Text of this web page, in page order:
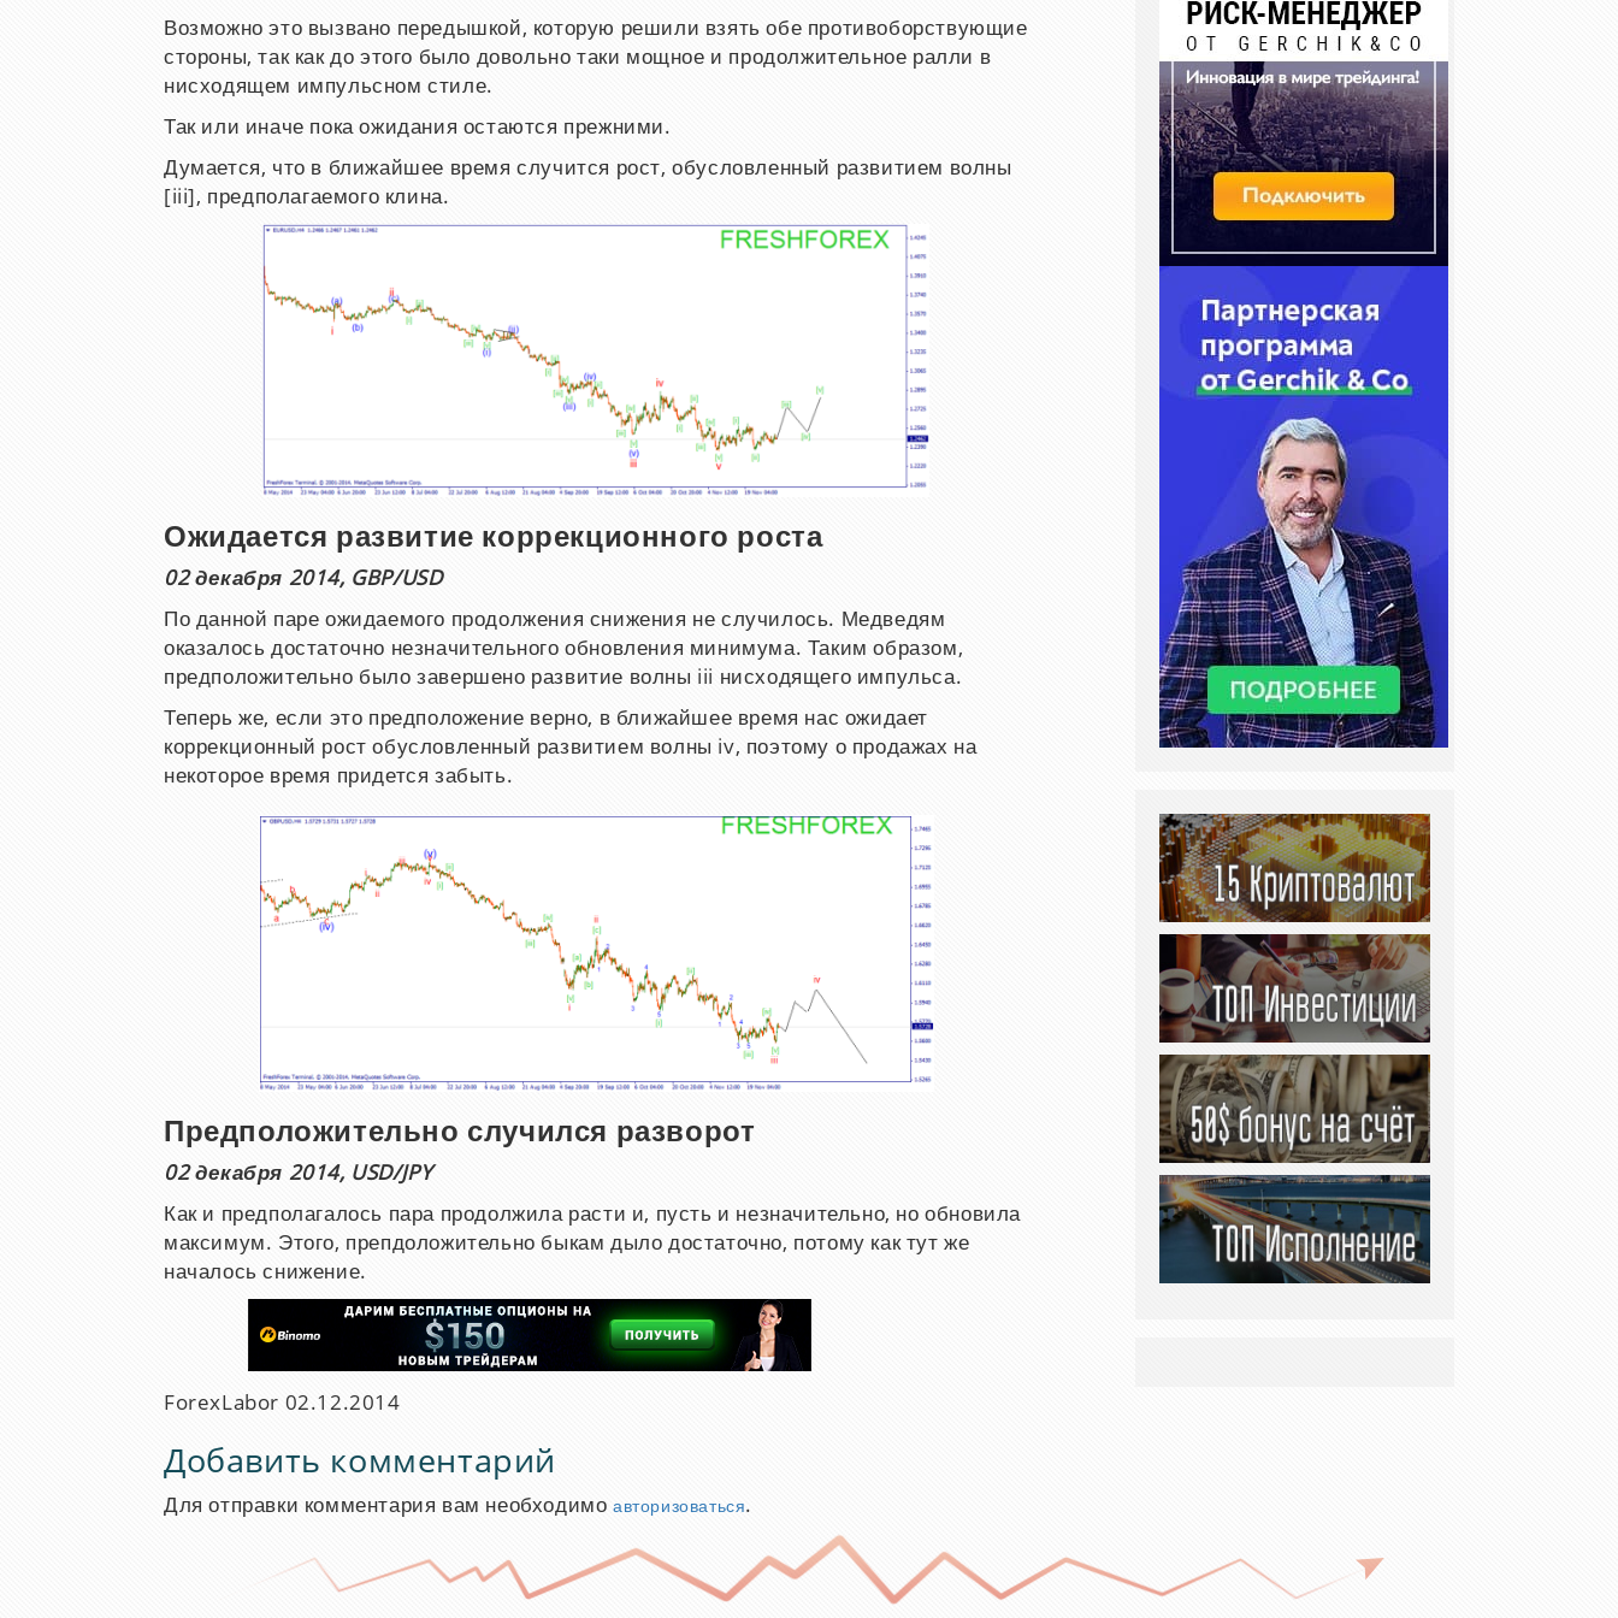
Возможно это вызвано передышкой, которую решили взять обе противоборствующие
стороны, так как до этого было довольно таки мощное и продолжительное ралли в
нисходящем импульсном стиле.
Так или иначе пока ожидания остаются прежними.
Думается, что в ближайшее время случится рост, обусловленный развитием волны
[iii], предполагаемого клина.
Ожидается развитие коррекционного роста
02 декабря 2014, GBP/USD
По данной паре ожидаемого продолжения снижения не случилось. Медведям
оказалось достаточно незначительного обновления минимума. Таким образом,
предположительно было завершено развитие волны iii нисходящего импульса.
Теперь же, если это предположение верно, в ближайшее время нас ожидает
коррекционный рост обусловленный развитием волны iv, поэтому о продажах на
некоторое время придется забыть.
Предположительно случился разворот
02 декабря 2014, USD/JPY
Как и предполагалось пара продолжила расти и, пусть и незначительно, но обновила
максимум. Этого, препдоложительно быкам дыло достаточно, потому как тут же
началось снижение.
ForexLabor 02.12.2014
Добавить комментарий
Для отправки комментария вам необходимо авторизоваться.